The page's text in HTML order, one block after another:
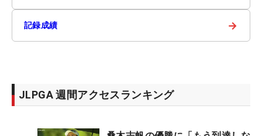
記録成績 →
JLPGA 週間アクセスランキング